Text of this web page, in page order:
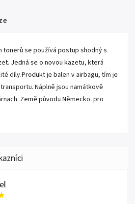
tonerů se používá postup shodný s
Jedná se o novou kazetu, která
díly.Produkt je balen v airbagu, tím je
Náplně jsou namátkově
Země původu Německo. pro